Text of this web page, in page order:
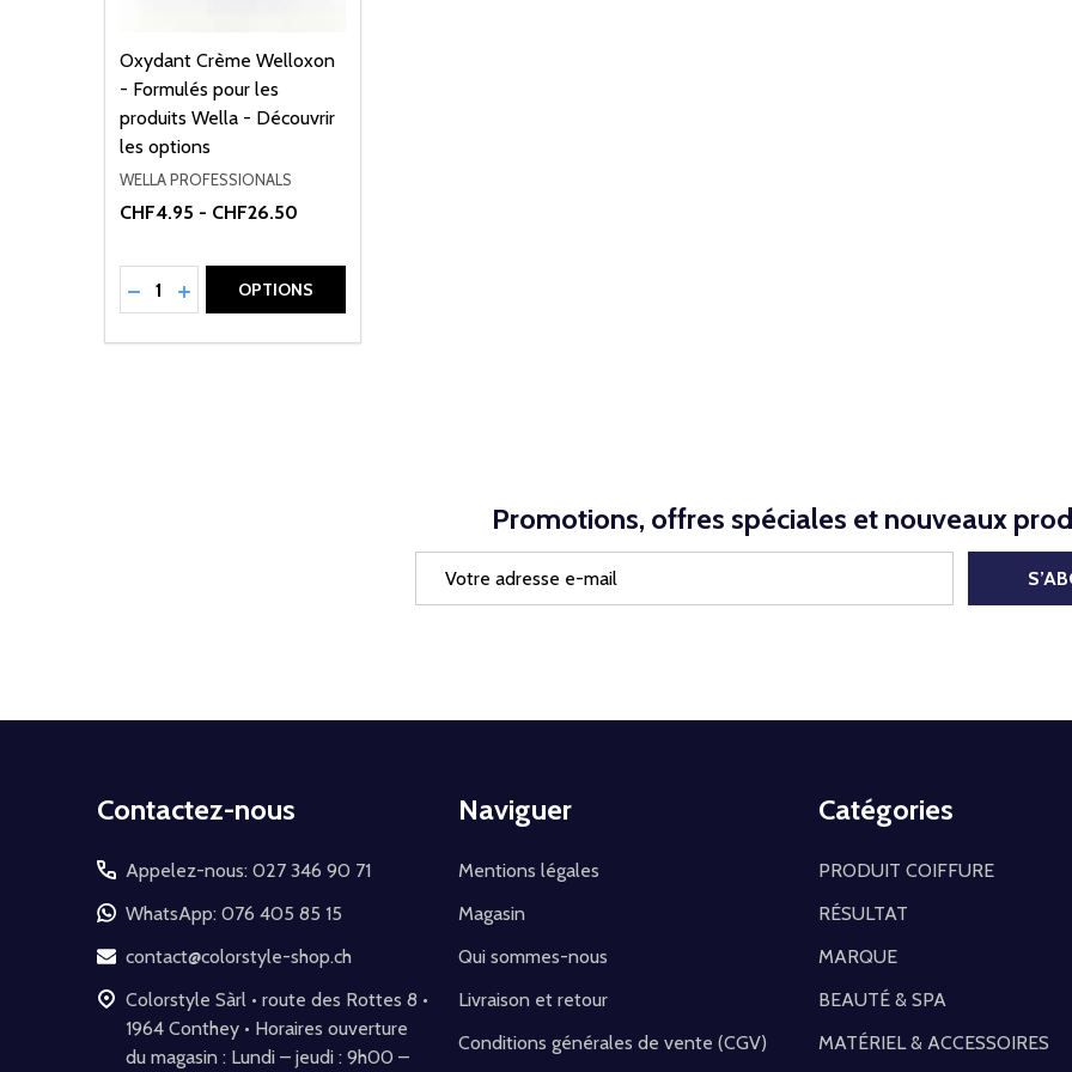
Oxydant Crème Welloxon
- Formulés pour les
produits Wella - Découvrir
les options
WELLA PROFESSIONALS
CHF4.95 - CHF26.50
Quantité:
RÉDUIRE LA QUANTITÉ DE UNDEFINED
AUGMENTER LA QUANTITÉ DE UNDEFINED
OPTIONS
Promotions, offres spéciales et nouveaux
Contactez-nous
Appelez-nous: 027 346 90 71
WhatsApp: 076 405 85 15
contact@colorstyle-shop.ch
Colorstyle Sàrl • route des Rottes 8 •
1964 Conthey • Horaires ouverture
du magasin : Lundi – jeudi : 9h00 –
Naviguer
Mentions légales
Magasin
Qui sommes-nous
Livraison et retour
Conditions générales de vente (CGV)
Catégories
PRODUIT COIFFURE
RÉSULTAT
MARQUE
BEAUTÉ & SPA
MATÉRIEL & ACCESSOIRES